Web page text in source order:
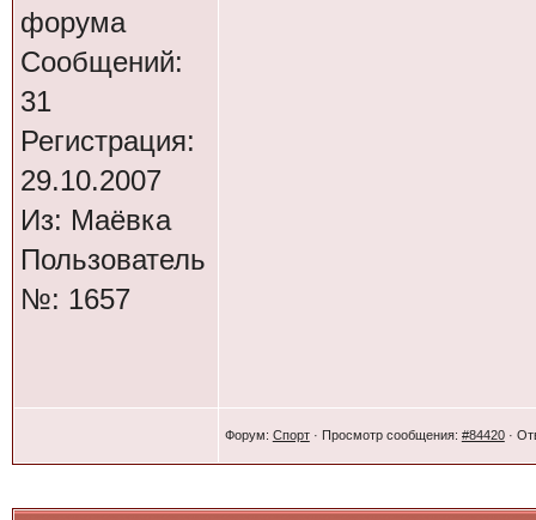
форума
Сообщений:
31
Регистрация:
29.10.2007
Из: Маёвка
Пользователь
№: 1657
Форум: Спорт· Просмотр сообщения: #84420·